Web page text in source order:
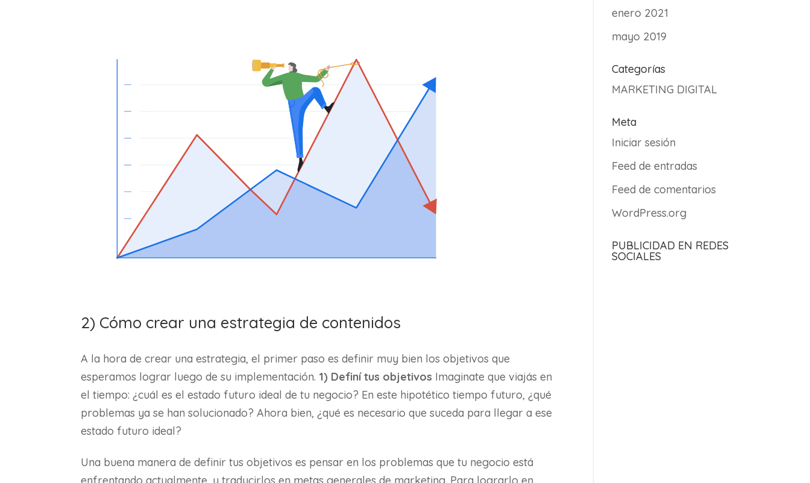
2) Cómo crear una estrategia de contenidos
A la hora de crear una estrategia, el primer paso es definir muy bien los objetivos que
esperamos lograr luego de su implementación. 1) Definí tus objetivos Imaginate que viajás en
el tiempo: ¿cuál es el estado futuro ideal de tu negocio? En este hipotético tiempo futuro, ¿qué
problemas ya se han solucionado? Ahora bien, ¿qué es necesario que suceda para llegar a ese
estado futuro ideal?
Una buena manera de definir tus objetivos es pensar en los problemas que tu negocio está
enfrentando actualmente, y traducirlos en metas generales de marketing. Para lograrlo en
enero 2021
mayo 2019
Categorías
MARKETING DIGITAL
Meta
Iniciar sesión
Feed de entradas
Feed de comentarios
WordPress.org
PUBLICIDAD EN REDES
SOCIALES